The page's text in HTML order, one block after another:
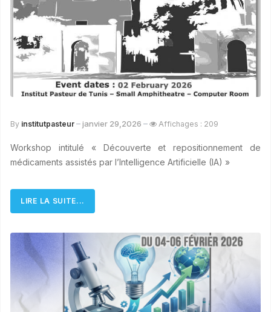
By institutpasteur janvier 29,2026 Affichages : 209
Workshop intitulé « Découverte et repositionnement de
médicaments assistés par l’Intelligence Artificielle (IA) »
LIRE LA SUITE...